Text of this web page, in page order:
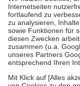
Kosten der Leistung
Diese Regeln gelten
Bei Heilmitteln und
Zuzahlung zehn
Verordnung.
Um das Engagement
stärken und die
fallenkeine